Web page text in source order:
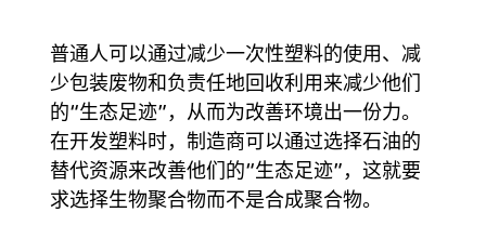
普通人可以通过减少一次性塑料的使用、减
少包装废物和负责任地回收利用来减少他们
的“生态足迹”，从而为改善环境出一份力。
在开发塑料时，制造商可以通过选择石油的
替代资源来改善他们的“生态足迹”，这就要
求选择生物聚合物而不是合成聚合物。